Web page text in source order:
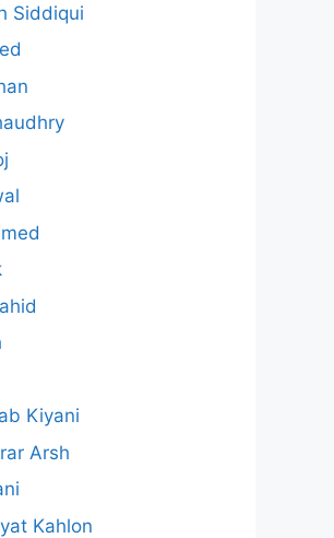
Siddiqui
Kiyani
Arsh
Kahlon